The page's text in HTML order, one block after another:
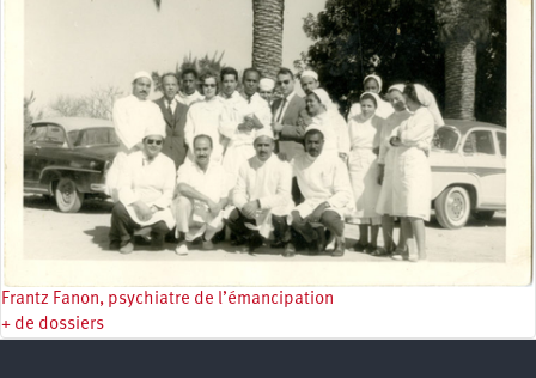
Frantz Fanon, psychiatre de l’émancipation
+ de dossiers